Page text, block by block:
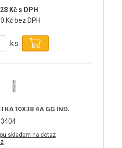
Kč s DPH
Kč bez DPH
ks
10X38 4A GG IND.
skladem na dotaz